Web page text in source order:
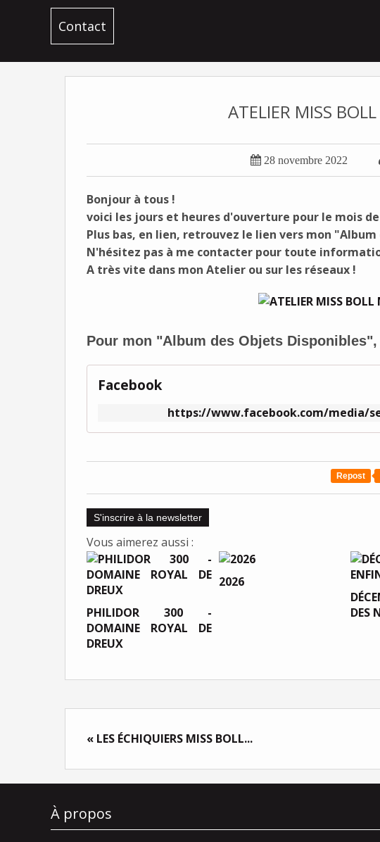
Contact
ATELIER MISS
 28 novembre 2022
Bonjour à tous !
voici les jours et heures d'ouverture pour le mois de
Plus bas, en lien, retrouvez le lien vers mon
N'hésitez pas à me contacter pour toute
A très vite dans mon Atelier ou sur les réseaux !
Pour mon "Album des Objets
Facebook
https://www.facebook.com/media/
Repost
S'inscrire à la newsletter
Vous aimerez aussi :
PHILIDOR 300 -
DOMAINE ROYAL DE
DREUX
2026
DES
« LES ÉCHIQUIERS MISS BOLL...
À propos